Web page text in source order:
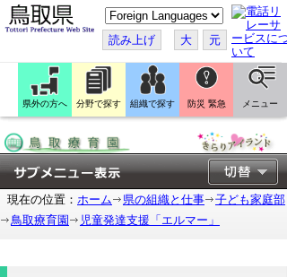
こ
の
ペ
ー
ジ
翻
訳
す
読み上げ 大 元
県外の方へ 分野で探す 組織で探す 防災 緊急 メニュー
現在の位置： ホーム 県の組織と仕事
子ども家庭部
鳥取療育園
児童発達支援「エルマー」